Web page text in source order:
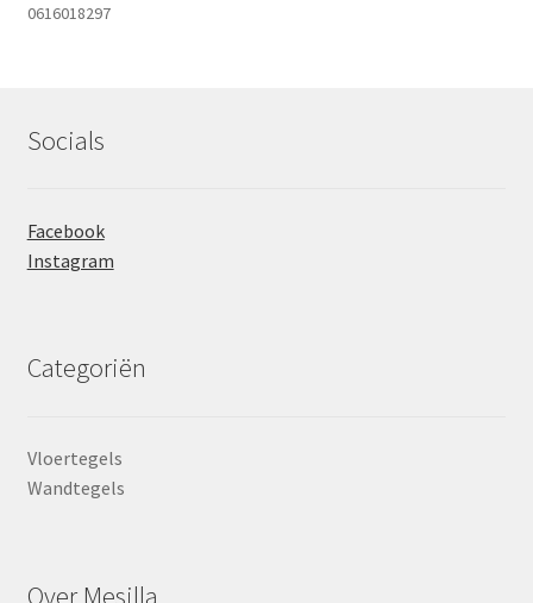
0616018297
Socials
Facebook
Instagram
Categoriën
Vloertegels
Wandtegels
Over Mesilla.